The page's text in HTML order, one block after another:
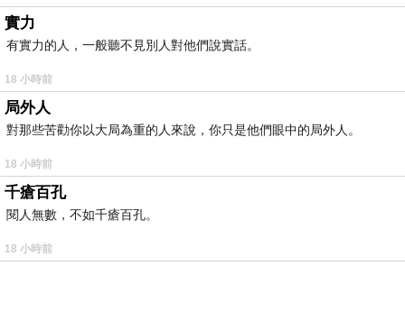
實力
有實力的人，一般聽不見別人對他們說實話。
18 小時前
局外人
對那些苦勸你以大局為重的人來說，你只是他們眼中的局外人。
18 小時前
千瘡百孔
閱人無數，不如千瘡百孔。
18 小時前